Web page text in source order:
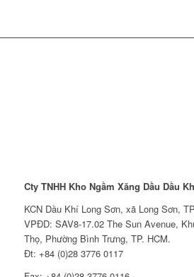
Cty TNHH Kho Ngầm Xăng Dầu Dầu
KCN Dầu Khí Long Sơn, xã Long Sơn,
VPĐD: SAV8-17.02 The Sun Avenue,
Thọ, Phường Bình Trưng, TP. HCM.
Đt: +84 (0)28 3776 0117